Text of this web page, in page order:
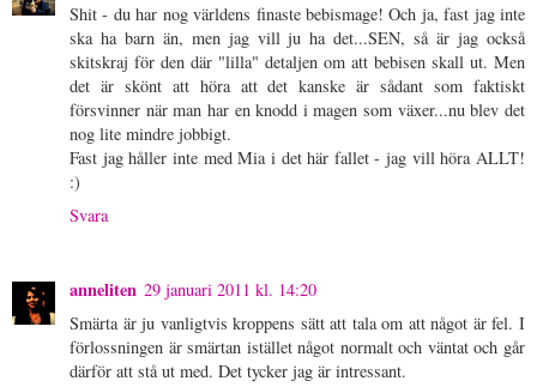
Shit - du har nog världens finaste bebismage! Och ja, fast jag inte
ska ha barn än, men jag vill ju ha det...SEN, så är jag också
skitskraj för den där "lilla" detaljen om att bebisen skall ut. Men
det är skönt att höra att det kanske är sådant som faktiskt
försvinner när man har en knodd i magen som växer...nu blev det
nog lite mindre jobbigt.
Fast jag håller inte med Mia i det här fallet - jag vill höra ALLT!
:)
Svara
anneliten 29 januari 2011 kl. 14:20
Smärta är ju vanligtvis kroppens sätt att tala om att något är fel. I
förlossningen är smärtan istället något normalt och väntat och går
därför att stå ut med. Det tycker jag är intressant.